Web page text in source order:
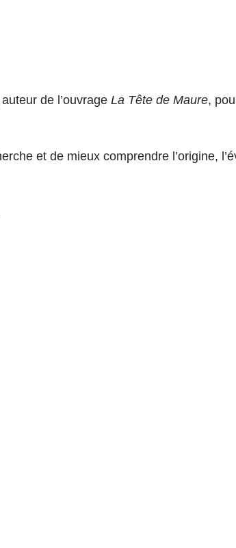
auteur de l’ouvrage La Tête de Maure,
et de mieux comprendre l’origine,